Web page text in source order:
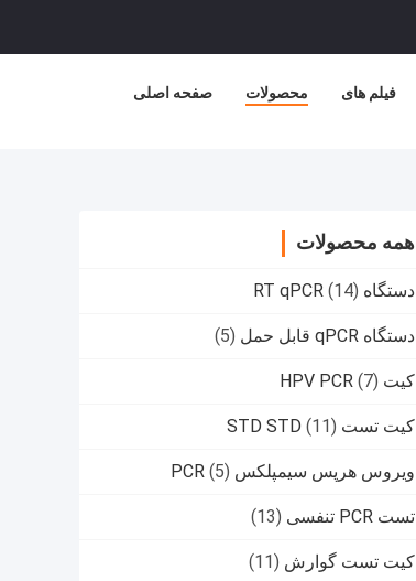
صفحه اصلی محصولات فیلم های
همه محصولات
دستگاه RT qPCR (14)
دستگاه qPCR قابل حمل (5)
کیت HPV PCR (7)
کیت تست STD STD (11)
ویروس هرپس سیمپلکس PCR (5)
تست PCR تنفسی (13)
کیت تست گوارش (11)